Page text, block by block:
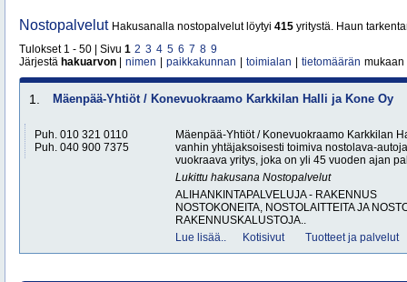
Nostopalvelut Hakusanalla nostopalvelut löytyi 415 yritystä. Haun
Tulokset 1 - 50 | Sivu 1 2 3 4 5 6 7 8 9
Järjestä hakuarvon nimen paikkakunnan toimialan tietomäärän mukaan
1. Mäenpää-Yhtiöt / Konevuokraamo Karkkilan Halli ja Kone Oy
Puh. 010 321 0110
Puh. 040 900 7375
Mäenpää-Yhtiöt / Konevuokraamo Karkkilan
vanhin yhtäjaksoisesti toimiva nostolava-
vuokraava yritys, joka on yli 45 vuoden ajan
Lukittu hakusana Nostopalvelut
ALIHANKINTAPALVELUJA - RAKENNUS
NOSTOKONEITA, NOSTOLAITTEITA JA
RAKENNUSKALUSTOJA..
Lue lisää..
Kotisivut Tuotteet ja palvelut